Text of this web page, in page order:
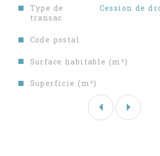
Caractéristiques
Type de
transac
Cession de
Code postal
Surface habitable (m²)
Superficie (m²)